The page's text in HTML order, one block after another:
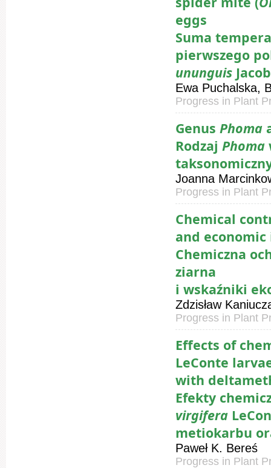
eggs
Suma
pierwszego
ununguis
Ewa Puchalska,
Progress in Plant
Genus Phoma
Rodzaj Phoma
Joanna
Progress in Plant
Chemical
and
Chemiczna
ziarna
i wskaźniki
Zdzisław
Progress in Plant
Effects of
LeConte
with
Efekty
virgifera
metiokarbu
Paweł K. Bereś
Progress in Plant